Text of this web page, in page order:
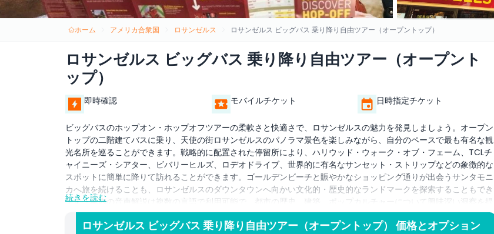
ホーム アメリカ合衆国 ロサンゼルス ロサンゼルス ビッグバス 乗り降り自由ツアー（オープントップ）
ロサンゼルス ビッグバス 乗り降り自由ツアー（オープント
ップ）
即時確認 モバイルチケット 日時指定チケット
ビッグバスのホップオン・ホップオフツアーの柔軟さと快適さで、ロサンゼルスの魅力を発見しましょう。オープン
トップの二階建てバスに乗り、天使の街ロサンゼルスのパノラマ景色を楽しみながら、自分のペースで最も有名な観
光名所を巡ることができます。戦略的に配置された停留所により、ハリウッド・ウォーク・オブ・フェーム、TCLチ
ャイニーズ・シアター、ビバリーヒルズ、ロデオドライブ、世界的に有名なサンセット・ストリップなどの象徴的な
スポットに簡単に降りて訪れることができます。ゴールデンビーチと賑やかなショッピング通りが出会うサンタモニ
カへ旅を続けることも、ロサンゼルスのダウンタウンへ向かい文化的・歴史的なランドマークを探索することもでき
ます。車内の音声解説は複数の言語で利用可能で、都市の歴史、建築、ポップカルチャーについて興味深い洞察を提
供します。オープンエアのトップデッキから写真を撮ったり、ハリウッド大通りを散策したり、太平洋のそばでリラ
ックスしたりと、このツアーは自分だけのロサンゼルスの冒険を作る自由を提供します。初めて訪れる人も再訪者も
続きを読む
ロサンゼルス ビッグバス 乗り降り自由ツアー（オープントップ） 価格とオプション